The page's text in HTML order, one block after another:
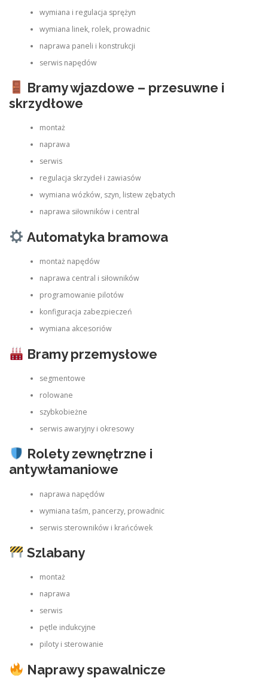
wymiana i regulacja sprężyn
wymiana linek, rolek, prowadnic
naprawa paneli i konstrukcji
serwis napędów
Bramy wjazdowe – przesuwne i
skrzydłowe
montaż
naprawa
serwis
regulacja skrzydeł i zawiasów
wymiana wózków, szyn, listew zębatych
naprawa siłowników i central
Automatyka bramowa
montaż napędów
naprawa central i siłowników
programowanie pilotów
konfiguracja zabezpieczeń
wymiana akcesoriów
Bramy przemysłowe
segmentowe
rolowane
szybkobieżne
serwis awaryjny i okresowy
Rolety zewnętrzne i
antywłamaniowe
naprawa napędów
wymiana taśm, pancerzy, prowadnic
serwis sterowników i krańcówek
Szlabany
montaż
naprawa
serwis
pętle indukcyjne
piloty i sterowanie
Naprawy spawalnicze